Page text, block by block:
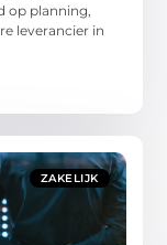
op planning,
leverancier in
ZAKELIJK